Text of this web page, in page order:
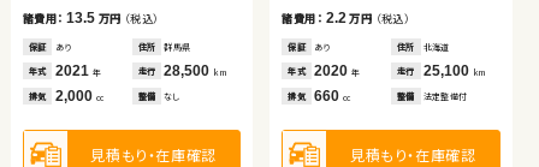
諸費用：13.5 万円 （税込）
保証 あり 住所 群馬県
年式 2021 年 走行 28,500 km
排気 2,000 cc 整備 なし
見積もり・在庫確認
諸費用： 2.2 万円 （税込）
保証 あり 住所 北海道
年式 2020年 走行 25,100 km
排気 660cc 整備 法定整備付
見積もり・在庫確認
81.0万円
車両本体価格
諸費用：8.0 万円 （税込）
保証 なし 住所 長野県
排気 1,800cc 整備 法定整備付
諸費用： 8.2 万円 （税込）
保証 あり 住所 青森県
年式 2015年 走行 100,200km
排気 660cc 整備 法定整備付
見積もり・在庫確認
諸費用：5.0万円（税込）
保証 なし 住所 徳島県
年式 2018 年 走行 119,800km
排気 660cc 整備 法定整備付
見積もり・在庫確認
諸費用： 14.9万円（税込）
保証 あり 住所 岩手県
年式 2013年 走行 88,000 km
排気 3,500 整備 法定整備付
見積もり・在庫確認